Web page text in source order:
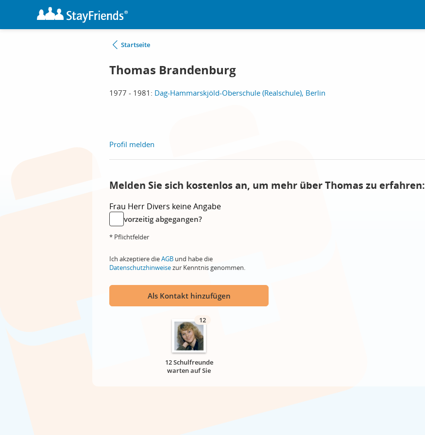
Startseite
Thomas Brandenburg
1977 - 1981: Dag-Hammarskjöld-Oberschule (Realschule), Berlin
Profil melden
Melden Sie sich kostenlos an, um mehr über Thomas zu erfahren:
Frau Herr Divers keine Angabe
vorzeitig abgegangen?
* Pflichtfelder
Ich akzeptiere dieAGB und habe die
Datenschutzhinweisezur Kenntnis genommen.
Als Kontakt hinzufügen
12
12 Schulfreunde
warten auf Sie